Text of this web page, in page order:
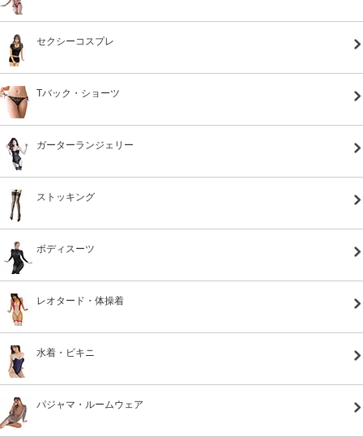
セクシーコスプレ
Tバック・ショーツ
ガーターランジェリー
ストッキング
ボディスーツ
レオタード・体操着
水着・ビキニ
パジャマ・ルームウェア